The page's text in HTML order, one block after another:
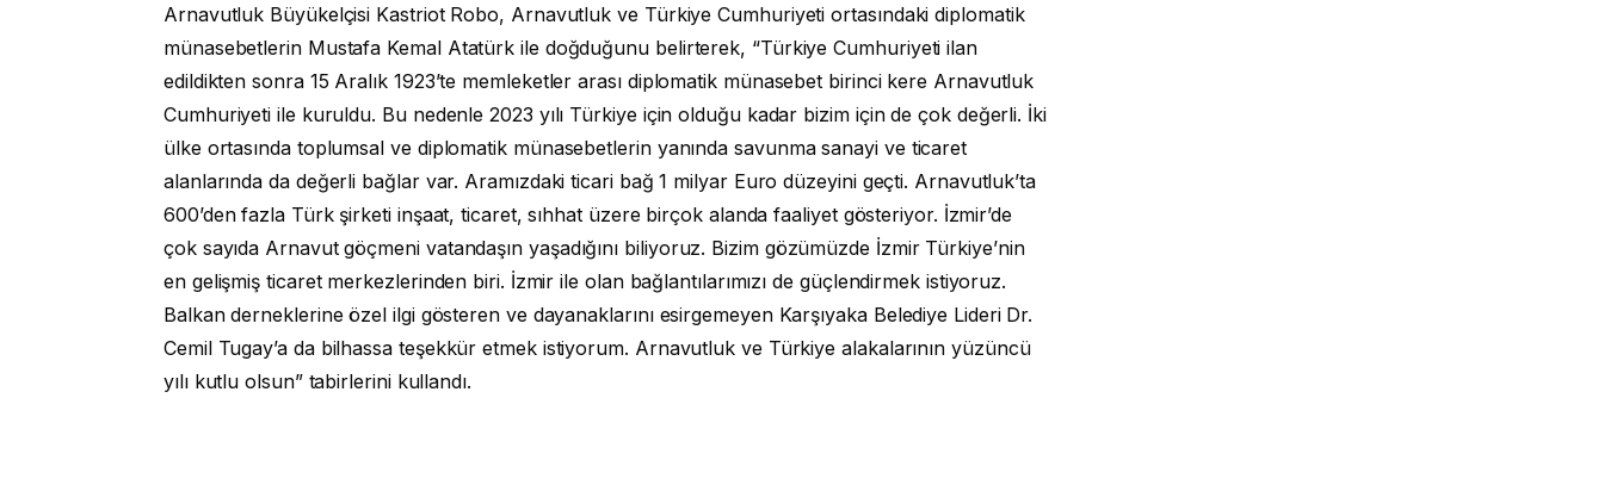
Arnavutluk Büyükelçisi Kastriot Robo, Arnavutluk ve Türkiye Cumhuriyeti ortasındaki diplomatik
münasebetlerin Mustafa Kemal Atatürk ile doğduğunu belirterek, “Türkiye Cumhuriyeti ilan
edildikten sonra 15 Aralık 1923’te memleketler arası diplomatik münasebet birinci kere Arnavutluk
Cumhuriyeti ile kuruldu. Bu nedenle 2023 yılı Türkiye için olduğu kadar bizim için de çok değerli. İki
ülke ortasında toplumsal ve diplomatik münasebetlerin yanında savunma sanayi ve ticaret
alanlarında da değerli bağlar var. Aramızdaki ticari bağ 1 milyar Euro düzeyini geçti. Arnavutluk’ta
600’den fazla Türk şirketi inşaat, ticaret, sıhhat üzere birçok alanda faaliyet gösteriyor. İzmir’de
çok sayıda Arnavut göçmeni vatandaşın yaşadığını biliyoruz. Bizim gözümüzde İzmir Türkiye’nin
en gelişmiş ticaret merkezlerinden biri. İzmir ile olan bağlantılarımızı de güçlendirmek istiyoruz.
Balkan derneklerine özel ilgi gösteren ve dayanaklarını esirgemeyen Karşıyaka Belediye Lideri Dr.
Cemil Tugay’a da bilhassa teşekkür etmek istiyorum. Arnavutluk ve Türkiye alakalarının yüzüncü
yılı kutlu olsun” tabirlerini kullandı.